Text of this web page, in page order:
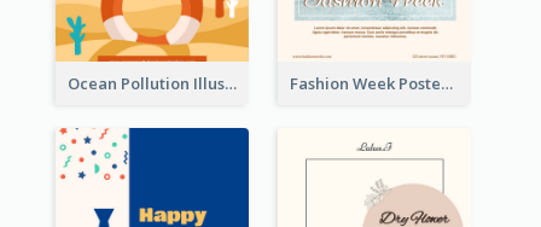
Ocean Pollution Illustration Campaign Poster Fashion Week Poster